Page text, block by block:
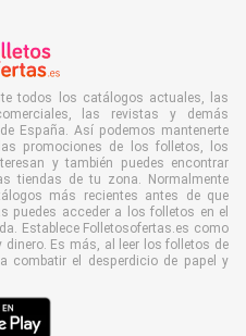
todos los catálogos actuales, las
las revistas y demás
España. Así podemos mantenerte
promociones de los folletos, los
y también puedes encontrar
tiendas de tu zona. Normalmente
más recientes antes de que
puedes acceder a los folletos en el
Establece Folletosofertas.es como
Es más, al leer los folletos de
combatir el desperdicio de papel y